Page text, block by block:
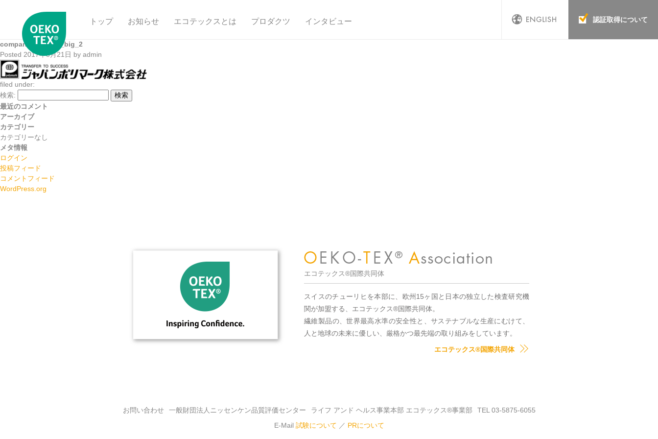
トップ お知らせ エコテックスとは プロダクツ インタビュー 認証取得について
company_logo_t4_big_2
Posted 2017年8月21日 by admin
filed under:
検索:
検索
最近のコメント
アーカイブ
カテゴリー
カテゴリーなし
メタ情報
ログイン
投稿フィード
コメントフィード
WordPress.org
エコテックス®国際共同体
スイスのチューリヒを本部に、欧州15ヶ国と日本の独立した検査研究機
関が加盟する、エコテックス®国際共同体。
繊維製品の、世界最高水準の安全性と、サステナブルな生産にむけて、
人と地球の未来に優しい、厳格かつ最先端の取り組みをしています。
エコテックス®国際共同体
お問い合わせ 一般財団法人ニッセンケン品質評価センター ライフ アンド ヘルス事業本部 エコテックス®事業部
TEL 03-5875-6055
E-Mail 試験について ／ PRについて